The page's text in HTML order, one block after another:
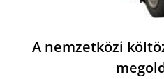
A nemzetközi